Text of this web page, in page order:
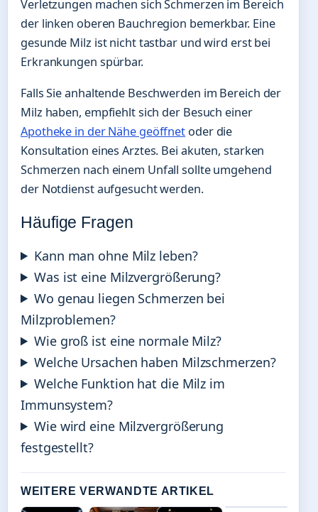
Verletzungen machen sich Schmerzen im Bereich
der linken oberen Bauchregion bemerkbar. Eine
gesunde Milz ist nicht tastbar und wird erst bei
Erkrankungen spürbar.
Falls Sie anhaltende Beschwerden im Bereich der
Milz haben, empfiehlt sich der Besuch einer
Apotheke in der Nähe geöffnet oder die
Konsultation eines Arztes. Bei akuten, starken
Schmerzen nach einem Unfall sollte umgehend
der Notdienst aufgesucht werden.
Häufige Fragen
Kann man ohne Milz leben?
Was ist eine Milzvergrößerung?
Wo genau liegen Schmerzen bei
Milzproblemen?
Wie groß ist eine normale Milz?
Welche Ursachen haben Milzschmerzen?
Welche Funktion hat die Milz im
Immunsystem?
Wie wird eine Milzvergrößerung
festgestellt?
WEITERE VERWANDTE ARTIKEL